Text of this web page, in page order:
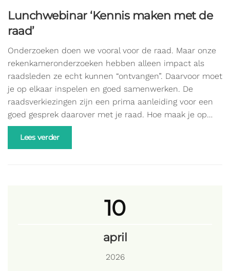
Lunchwebinar ‘Kennis maken met de
raad’
Onderzoeken doen we vooral voor de raad. Maar onze
rekenkameronderzoeken hebben alleen impact als
raadsleden ze echt kunnen “ontvangen”. Daarvoor moet
je op elkaar inspelen en goed samenwerken. De
raadsverkiezingen zijn een prima aanleiding voor een
goed gesprek daarover met je raad. Hoe maak je op…
Lees verder
10
april
2026